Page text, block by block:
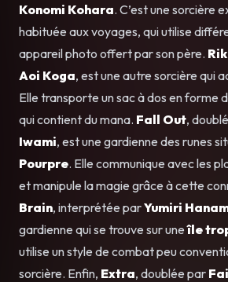
Konomi Kohara. C’est une sorcière
habituée aux voyages, qui utilise
appareil photo offert par son père.
Aoi Koga, est une autre sorcière qui
Elle transporte un sac à dos en forme
qui contient du mana. Fall Out,
Iwami, est une gardienne des runes
Pourpre. Elle communique avec les
et manipule la magie grâce à cette
Brain, interprétée parYumiri
gardienne qui se trouve sur uneîle
utilise un style de combat peu
sorcière. Enfin, Extra, doublée par